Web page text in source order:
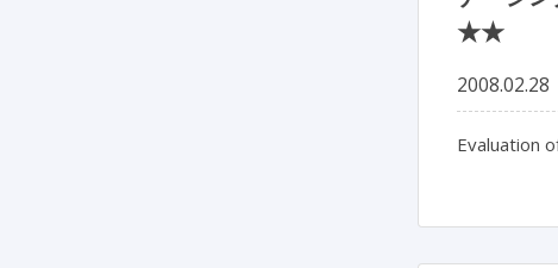
★★
2008.02.28
Evaluation